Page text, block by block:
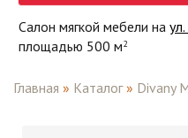
Салон мягкой мебели на
площадью 500 м2
Главная » Каталог » Divany